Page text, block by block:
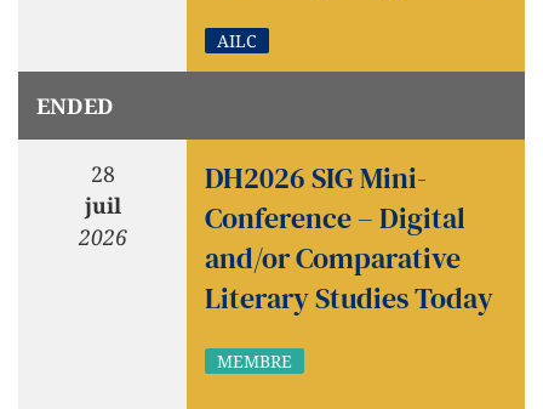
AILC
ENDED
28
juil
2026
DH2026 SIG Mini-
Conference – Digital
and/or Comparative
Literary Studies Today
MEMBRE